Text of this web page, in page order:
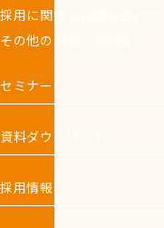
採用に関するお問い合わせ
その他のお問い合わせ
セミナー
資料ダウンロード
採用情報